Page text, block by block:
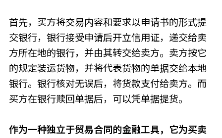
首先，买方将交易内容和要求以申请书的形式提
交银行，银行接受申请后开立信用证，递交给卖
方所在地的银行，并由其转交给卖方。卖方按它
的规定装运货物，并将代表货物的单据交给本地
银行。银行核对无误后，将货款支付给卖方。而
买方在银行赎回单据后，可以凭单据提货。
作为一种独立于贸易合同的金融工具，它为买卖